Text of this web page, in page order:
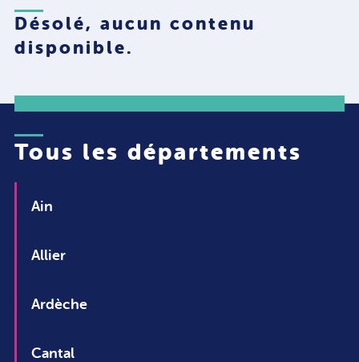
Désolé, aucun contenu
disponible.
Tous les départements
Ain
Allier
Ardèche
Cantal